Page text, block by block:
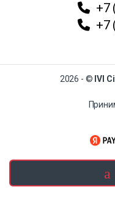
+7
+7
2026 - © IVI